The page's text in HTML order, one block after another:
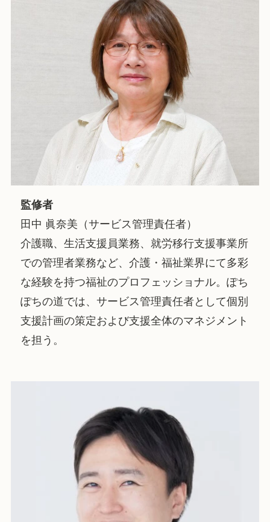
監修者
田中 眞奈美（サービス管理責任者）
介護職、生活支援員業務、就労移行支援事業所
での管理者業務など、介護・福祉業界にて多彩
な経験を持つ福祉のプロフェッショナル。ぽち
ぽちの道では、サービス管理責任者として個別
支援計画の策定および支援全体のマネジメント
を担う。